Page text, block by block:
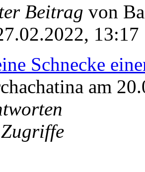
Beitrag von
13:17
Schnecke
am
Zugriffe